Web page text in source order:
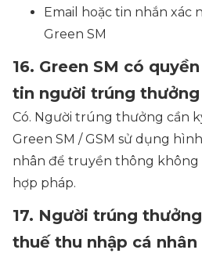
Email hoặc tin nhắn
Green SM
16. Green SM có
tin người trúng
Có. Người trúng thưởng cần
Green SM / GSM sử dụng
nhân để truyền thông không
hợp pháp.
17. Người trúng
thuế thu nhập cá